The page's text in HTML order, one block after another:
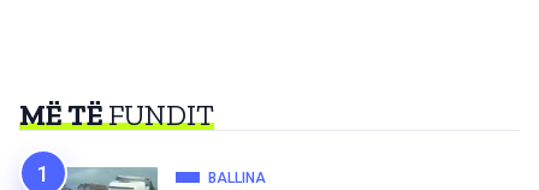
MË TËFUNDIT
BALLINA